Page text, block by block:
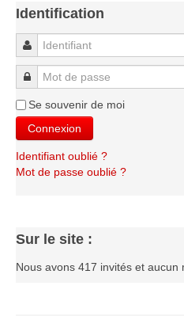
Identification
Identifiant
Mot de passe
Se souvenir de moi
Connexion
Identifiant oublié ?
Mot de passe oublié ?
Sur le site :
Nous avons 417 invités et aucun